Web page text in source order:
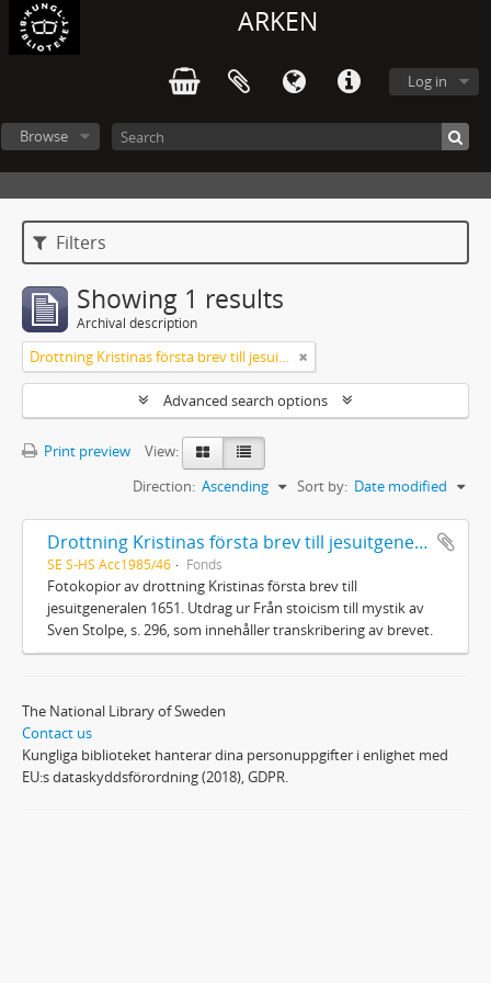
ARKEN
Log in
Browse
Filters
Showing 1 results
Archival description
Drottning Kristinas första brev till jesuitgeneralen 1651
Advanced search options
Print preview
View:
Sort by: Date modified
Direction: Ascending
Drottning Kristinas första brev till jesuitgeneralen 1651
SE S-HS Acc1985/46 Fonds
Fotokopior av drottning Kristinas första brev till
jesuitgeneralen 1651. Utdrag ur Från stoicism till mystik av
Sven Stolpe, s. 296, som innehåller transkribering av brevet.
The National Library of Sweden
Contact us
Kungliga biblioteket hanterar dina personuppgifter i enlighet med
EU:s dataskyddsförordning (2018), GDPR.